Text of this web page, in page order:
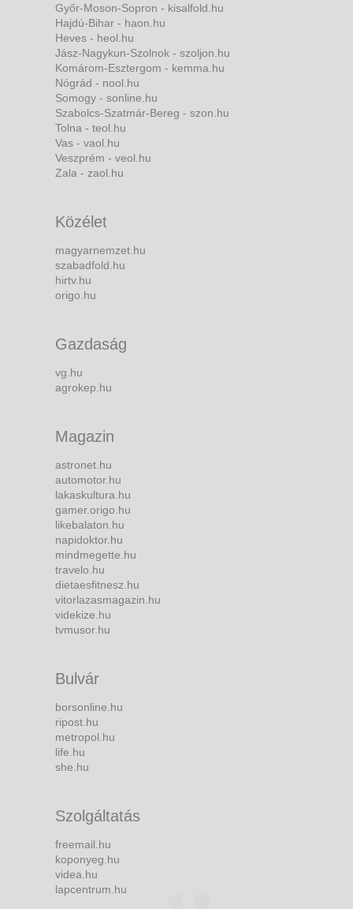
Győr-Moson-Sopron - kisalfold.hu
Hajdú-Bihar - haon.hu
Heves - heol.hu
Jász-Nagykun-Szolnok - szoljon.hu
Komárom-Esztergom - kemma.hu
Nógrád - nool.hu
Somogy - sonline.hu
Szabolcs-Szatmár-Bereg - szon.hu
Tolna - teol.hu
Vas - vaol.hu
Veszprém - veol.hu
Zala - zaol.hu
Közélet
magyarnemzet.hu
szabadfold.hu
hirtv.hu
origo.hu
Gazdaság
vg.hu
agrokep.hu
Magazin
astronet.hu
automotor.hu
lakaskultura.hu
gamer.origo.hu
likebalaton.hu
napidoktor.hu
mindmegette.hu
travelo.hu
dietaesfitnesz.hu
vitorlazasmagazin.hu
videkize.hu
tvmusor.hu
Bulvár
borsonline.hu
ripost.hu
metropol.hu
life.hu
she.hu
Szolgáltatás
freemail.hu
koponyeg.hu
videa.hu
lapcentrum.hu